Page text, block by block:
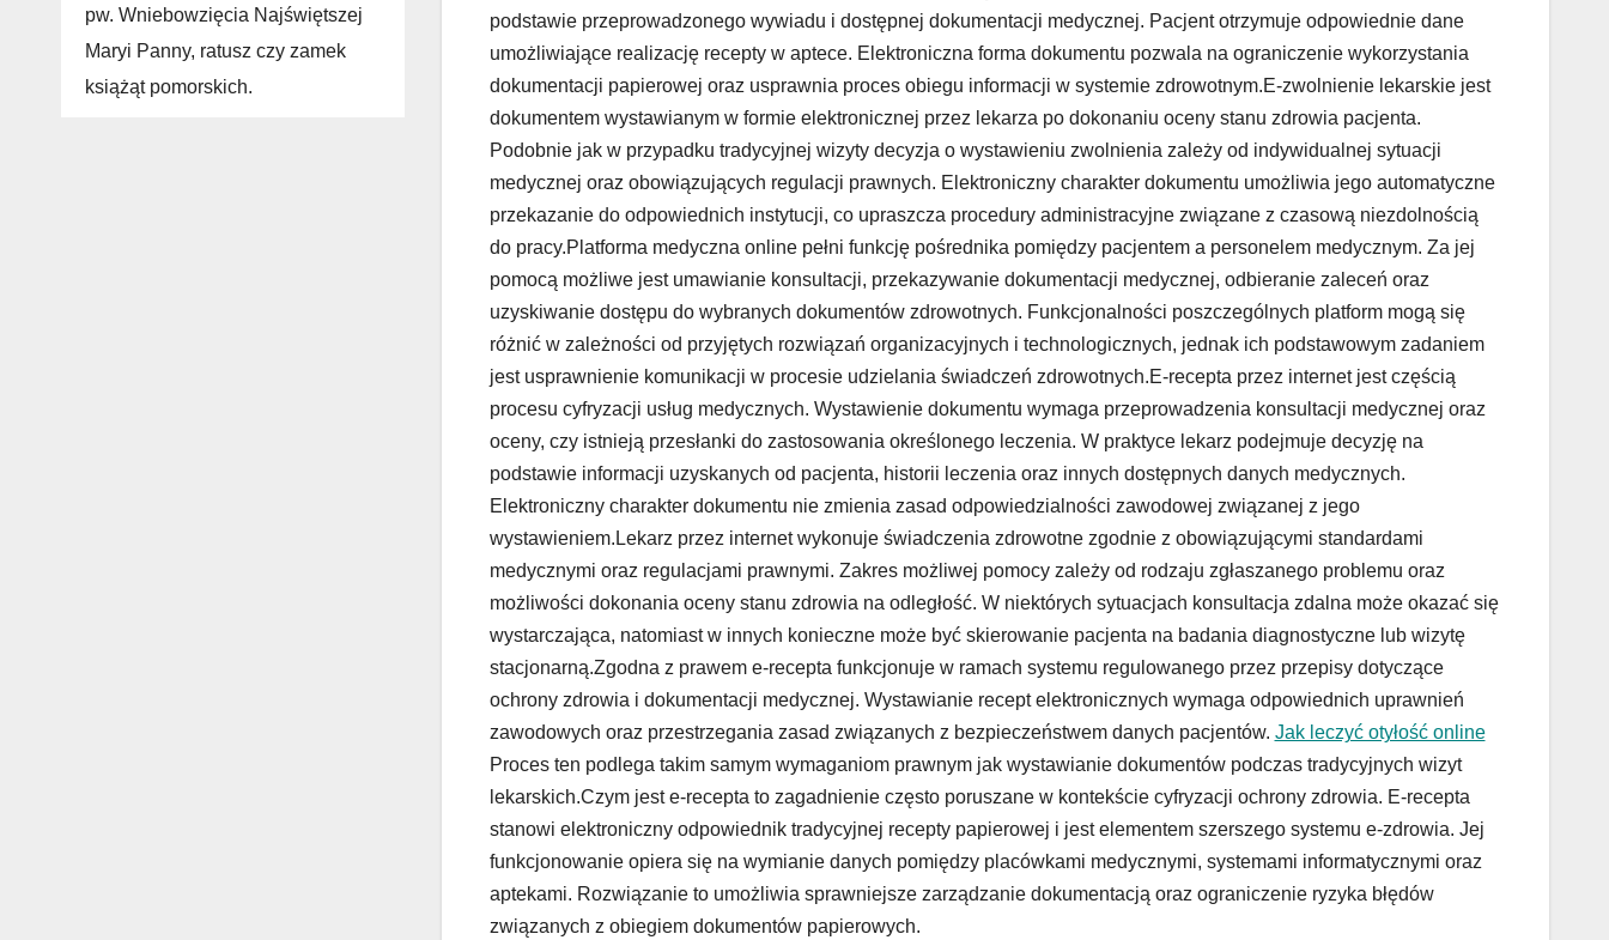
pw. Wniebowzięcia Najświętszej
Maryi Panny, ratusz czy zamek
książąt pomorskich.
podstawie przeprowadzonego wywiadu i dostępnej dokumentacji medycznej. Pacjent otrzymuje odpowiednie dane
umożliwiające realizację recepty w aptece. Elektroniczna forma dokumentu pozwala na ograniczenie wykorzystania
dokumentacji papierowej oraz usprawnia proces obiegu informacji w systemie zdrowotnym.E-zwolnienie lekarskie jest
dokumentem wystawianym w formie elektronicznej przez lekarza po dokonaniu oceny stanu zdrowia pacjenta.
Podobnie jak w przypadku tradycyjnej wizyty decyzja o wystawieniu zwolnienia zależy od indywidualnej sytuacji
medycznej oraz obowiązujących regulacji prawnych. Elektroniczny charakter dokumentu umożliwia jego automatyczne
przekazanie do odpowiednich instytucji, co upraszcza procedury administracyjne związane z czasową niezdolnością
do pracy.Platforma medyczna online pełni funkcję pośrednika pomiędzy pacjentem a personelem medycznym. Za jej
pomocą możliwe jest umawianie konsultacji, przekazywanie dokumentacji medycznej, odbieranie zaleceń oraz
uzyskiwanie dostępu do wybranych dokumentów zdrowotnych. Funkcjonalności poszczególnych platform mogą się
różnić w zależności od przyjętych rozwiązań organizacyjnych i technologicznych, jednak ich podstawowym zadaniem
jest usprawnienie komunikacji w procesie udzielania świadczeń zdrowotnych.E-recepta przez internet jest częścią
procesu cyfryzacji usług medycznych. Wystawienie dokumentu wymaga przeprowadzenia konsultacji medycznej oraz
oceny, czy istnieją przesłanki do zastosowania określonego leczenia. W praktyce lekarz podejmuje decyzję na
podstawie informacji uzyskanych od pacjenta, historii leczenia oraz innych dostępnych danych medycznych.
Elektroniczny charakter dokumentu nie zmienia zasad odpowiedzialności zawodowej związanej z jego
wystawieniem.Lekarz przez internet wykonuje świadczenia zdrowotne zgodnie z obowiązującymi standardami
medycznymi oraz regulacjami prawnymi. Zakres możliwej pomocy zależy od rodzaju zgłaszanego problemu oraz
możliwości dokonania oceny stanu zdrowia na odległość. W niektórych sytuacjach konsultacja zdalna może okazać się
wystarczająca, natomiast w innych konieczne może być skierowanie pacjenta na badania diagnostyczne lub wizytę
stacjonarną.Zgodna z prawem e-recepta funkcjonuje w ramach systemu regulowanego przez przepisy dotyczące
ochrony zdrowia i dokumentacji medycznej. Wystawianie recept elektronicznych wymaga odpowiednich uprawnień
zawodowych oraz przestrzegania zasad związanych z bezpieczeństwem danych pacjentów. Jak leczyć otyłość online
Proces ten podlega takim samym wymaganiom prawnym jak wystawianie dokumentów podczas tradycyjnych wizyt
lekarskich.Czym jest e-recepta to zagadnienie często poruszane w kontekście cyfryzacji ochrony zdrowia. E-recepta
stanowi elektroniczny odpowiednik tradycyjnej recepty papierowej i jest elementem szerszego systemu e-zdrowia. Jej
funkcjonowanie opiera się na wymianie danych pomiędzy placówkami medycznymi, systemami informatycznymi oraz
aptekami. Rozwiązanie to umożliwia sprawniejsze zarządzanie dokumentacją oraz ograniczenie ryzyka błędów
związanych z obiegiem dokumentów papierowych.